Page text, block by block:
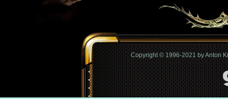
Copyright © 1996-2021 by Anton